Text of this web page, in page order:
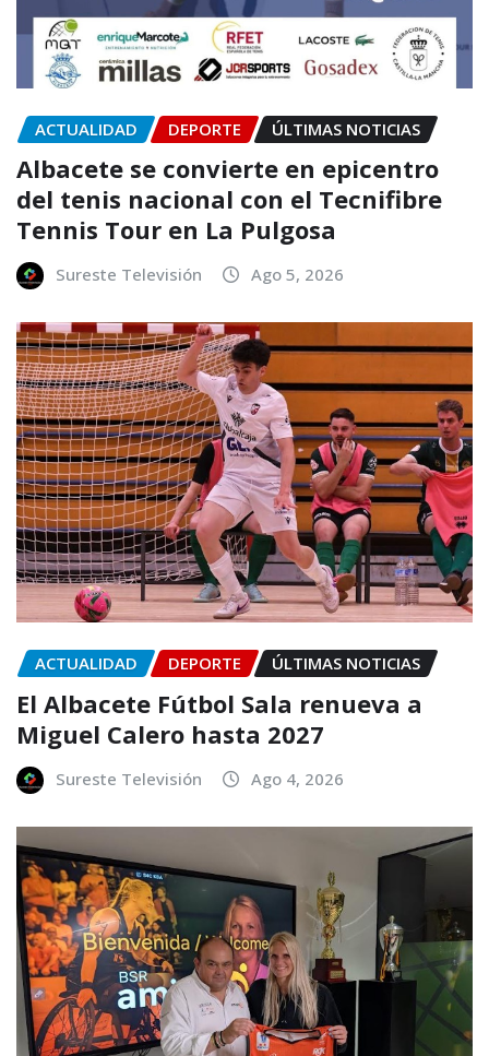
ACTUALIDAD DEPORTE ÚLTIMAS NOTICIAS
Albacete se convierte en epicentro
del tenis nacional con el Tecnifibre
Tennis Tour en La Pulgosa
Sureste Televisión Ago 5, 2026
ACTUALIDAD DEPORTE ÚLTIMAS NOTICIAS
El Albacete Fútbol Sala renueva a
Miguel Calero hasta 2027
Sureste Televisión Ago 4, 2026